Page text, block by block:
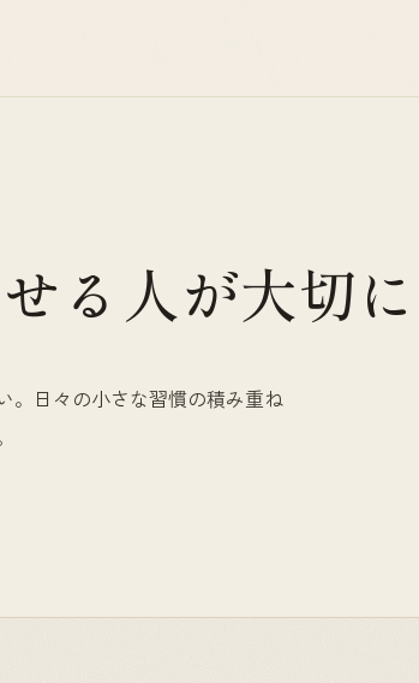
る人が大切
。日々の小さな習慣の積み重ね